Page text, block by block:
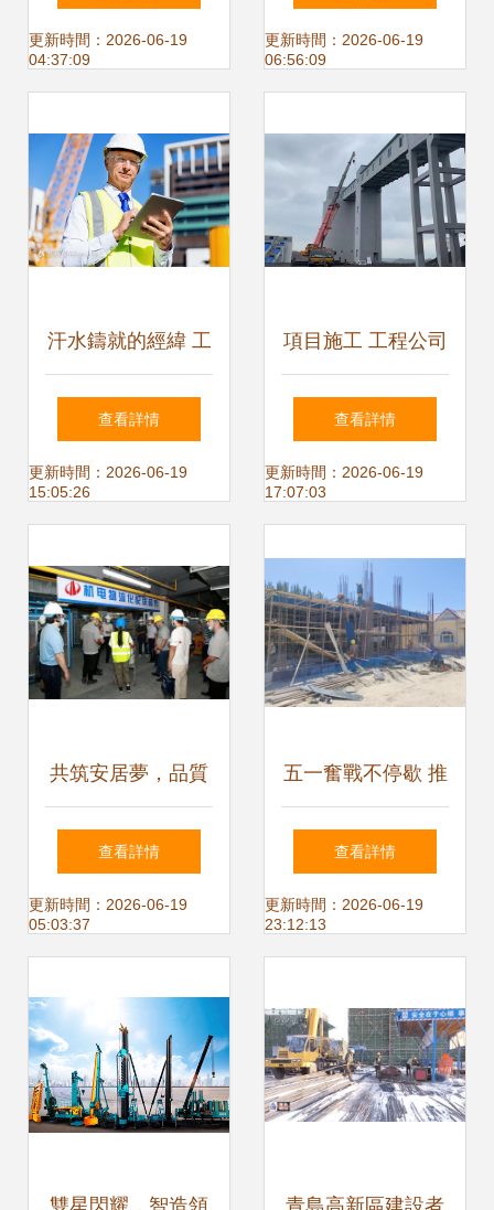
疏散 建設工程施工
更新時間：2026-06-19
04:37:09
方案
更新時間：2026-06-19
06:56:09
汗水鑄就的經緯 工
地建筑師與建設者
的平凡榮光
查看詳情
更新時間：2026-06-19
15:05:26
項目施工 工程公司
科學應對高溫和大
風天氣 全力以赴推
設 建設工程施工
查看詳情
更新時間：2026-06-19
17:07:03
共筑安居夢，品質
再提升——湖北省
住宅工程品質提升
流會側記
查看詳情
更新時間：2026-06-19
05:03:37
五一奮戰不停歇 推
動山東援疆項目建
設跑出加速度
查看詳情
更新時間：2026-06-19
23:12:13
雙星閃耀，智造領 青島高新區建設者